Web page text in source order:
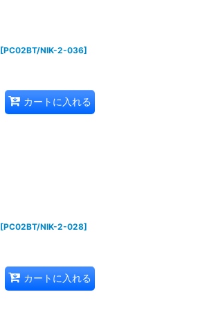
[PC02BT/NIK-2-036]
カートに入れる
[PC02BT/NIK-2-028]
カートに入れる